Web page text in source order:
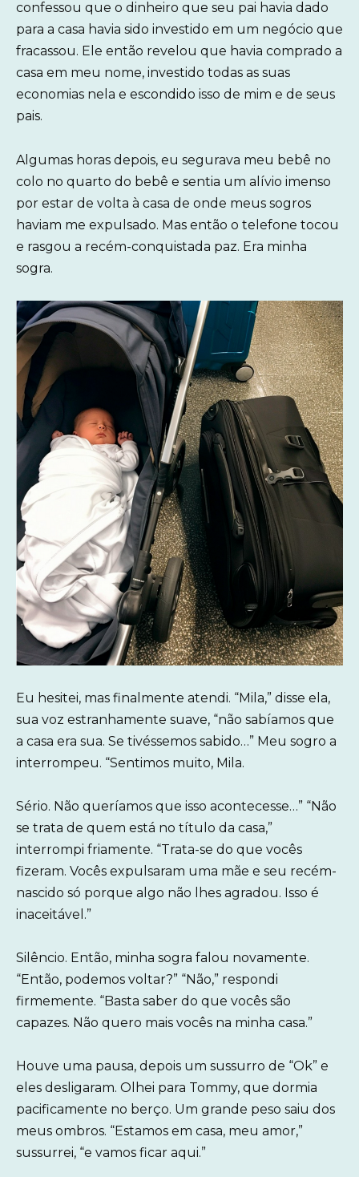
confessou que o dinheiro que seu pai havia dado
para a casa havia sido investido em um negócio que
fracassou. Ele então revelou que havia comprado a
casa em meu nome, investido todas as suas
economias nela e escondido isso de mim e de seus
pais.
Algumas horas depois, eu segurava meu bebê no
colo no quarto do bebê e sentia um alívio imenso
por estar de volta à casa de onde meus sogros
haviam me expulsado. Mas então o telefone tocou
e rasgou a recém-conquistada paz. Era minha
sogra.
Eu hesitei, mas finalmente atendi. “Mila,” disse ela,
sua voz estranhamente suave, “não sabíamos que
a casa era sua. Se tivéssemos sabido…” Meu sogro a
interrompeu. “Sentimos muito, Mila.
Sério. Não queríamos que isso acontecesse…” “Não
se trata de quem está no título da casa,”
interrompi friamente. “Trata-se do que vocês
fizeram. Vocês expulsaram uma mãe e seu recém-
nascido só porque algo não lhes agradou. Isso é
inaceitável.”
Silêncio. Então, minha sogra falou novamente.
“Então, podemos voltar?” “Não,” respondi
firmemente. “Basta saber do que vocês são
capazes. Não quero mais vocês na minha casa.”
Houve uma pausa, depois um sussurro de “Ok” e
eles desligaram. Olhei para Tommy, que dormia
pacificamente no berço. Um grande peso saiu dos
meus ombros. “Estamos em casa, meu amor,”
sussurrei, “e vamos ficar aqui.”